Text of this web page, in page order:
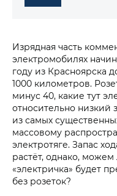
Изрядная часть
электромобилях
году из Красноярска
1000 километров.
минус 40, какие тут
относительно низкий
из самых
массовому
электротяге. Запас
растёт, однако,
«электричка» будет
без розеток?